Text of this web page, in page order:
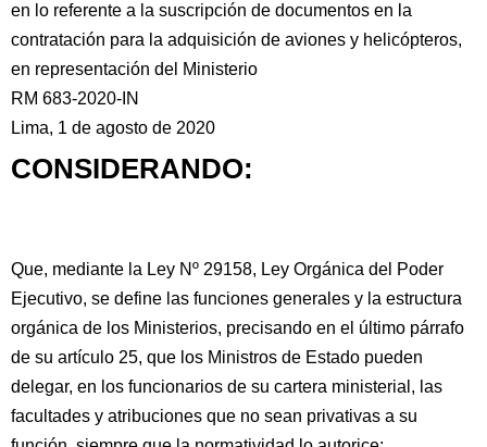
en lo referente a la suscripción de documentos en la
contratación para la adquisición de aviones y helicópteros,
en representación del Ministerio
RM 683-2020-IN
Lima, 1 de agosto de 2020
CONSIDERANDO:
Que, mediante la Ley Nº 29158, Ley Orgánica del Poder
Ejecutivo, se define las funciones generales y la estructura
orgánica de los Ministerios, precisando en el último párrafo
de su artículo 25, que los Ministros de Estado pueden
delegar, en los funcionarios de su cartera ministerial, las
facultades y atribuciones que no sean privativas a su